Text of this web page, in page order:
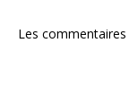
Les